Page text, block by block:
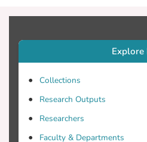
τα κυματικά
κυματισμών, με
απλούς
μοντέλο με
τον
Explore
Collections
Research Outputs
Researchers
Faculty & Departments